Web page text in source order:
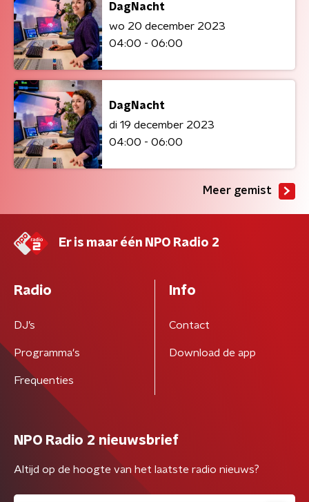
DagNacht
wo 20 december 2023
04:00 - 06:00
DagNacht
di 19 december 2023
04:00 - 06:00
Meer gemist
Er is maar één NPO Radio 2
Radio
DJ’s
Programma's
Frequenties
Info
Contact
Download de app
NPO Radio 2 nieuwsbrief
Altijd op de hoogte van het laatste radio nieuws?